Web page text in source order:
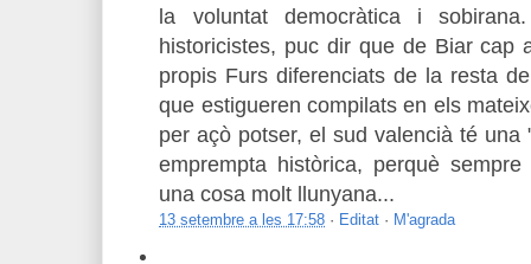
la voluntat democràtica i
historicistes, puc dir que de Biar cap
propis Furs diferenciats de la resta
que estigueren compilats en els
per açò potser, el sud valencià té una
emprempta històrica, perquè
una cosa molt llunyana...
13 setembre a les 17:58 · Editat · M'agrada